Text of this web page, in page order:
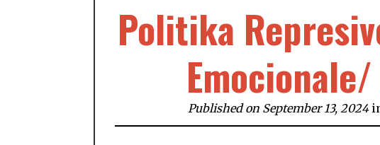
Politika
Published on September 13, 2024